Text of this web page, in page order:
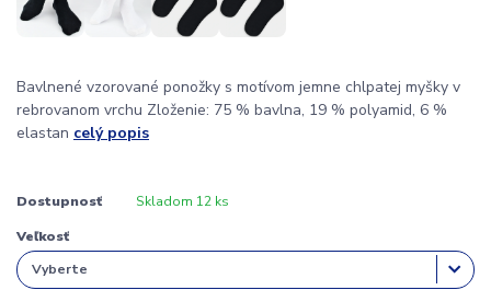
Bavlnené vzorované ponožky s motívom jemne chlpatej myšky v
rebrovanom vrchu Zloženie: 75 % bavlna, 19 % polyamid, 6 %
elastan celý popis
Dostupnosť Skladom 12 ks
Veľkosť